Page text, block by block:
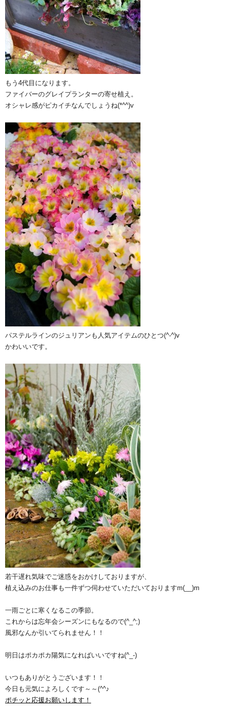
もう4代目になります。
ファイバーのグレイプランターの寄せ植え。
オシャレ感がピカイチなんでしょうね(*^^)v
パステルラインのジュリアンも人気アイテムのひとつ(^-^)v
かわいいです。
若干遅れ気味でご迷惑をおかけしておりますが、
植え込みのお仕事も一件ずつ伺わせていただいておりますm(__)m
一雨ごとに寒くなるこの季節。
これからは忘年会シーズンにもなるので(^_^;)
風邪なんか引いてられません！！
明日はポカポカ陽気になればいいですね(^_-)
いつもありがとうございます！！
今日も元気によろしくです～～(^^♪
ポチッと応援お願いします！